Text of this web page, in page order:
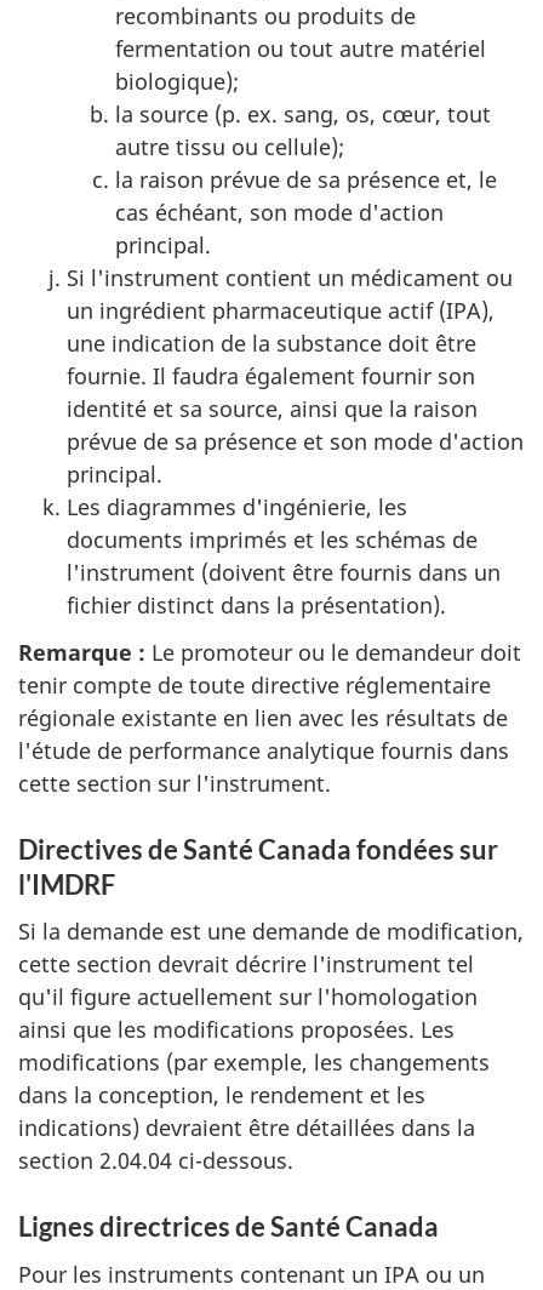
recombinants ou produits de
fermentation ou tout autre matériel
biologique);
la source (p. ex. sang, os, cœur, tout
autre tissu ou cellule);
la raison prévue de sa présence et, le
cas échéant, son mode d'action
principal.
Si l'instrument contient un médicament ou
un ingrédient pharmaceutique actif (IPA),
une indication de la substance doit être
fournie. Il faudra également fournir son
identité et sa source, ainsi que la raison
prévue de sa présence et son mode d'action
principal.
Les diagrammes d'ingénierie, les
documents imprimés et les schémas de
l'instrument (doivent être fournis dans un
fichier distinct dans la présentation).
Remarque : Le promoteur ou le demandeur doit
tenir compte de toute directive réglementaire
régionale existante en lien avec les résultats de
l'étude de performance analytique fournis dans
cette section sur l'instrument.
Directives de Santé Canada fondées sur
l'IMDRF
Si la demande est une demande de modification,
cette section devrait décrire l'instrument tel
qu'il figure actuellement sur l'homologation
ainsi que les modifications proposées. Les
modifications (par exemple, les changements
dans la conception, le rendement et les
indications) devraient être détaillées dans la
section 2.04.04 ci-dessous.
Lignes directrices de Santé Canada
Pour les instruments contenant un IPA ou un